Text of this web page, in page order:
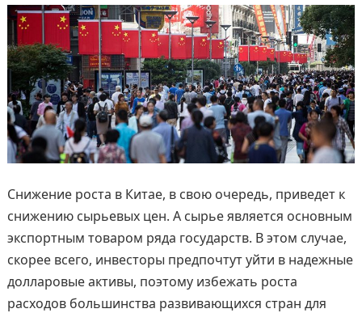
Снижение роста в Китае, в свою очередь, приведет к
снижению сырьевых цен. А сырье является основным
экспортным товаром ряда государств. В этом случае,
скорее всего, инвесторы предпочтут уйти в надежные
долларовые активы, поэтому избежать роста
расходов большинства развивающихся стран для